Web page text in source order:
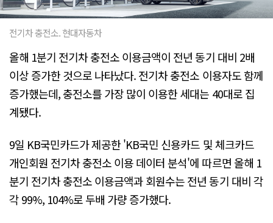
전기차 충전소. 현대자동차
올해 1분기 전기차 충전소 이용금액이 전년 동기 대비 2배
이상 증가한 것으로 나타났다. 전기차 충전소 이용자도 함께
증가했는데, 충전소를 가장 많이 이용한 세대는 40대로 집
계됐다.
9일 KB국민카드가 제공한 'KB국민 신용카드 및 체크카드
개인회원 전기차 충전소 이용 데이터 분석'에 따르면 올해 1
분기 전기차 충전소 이용금액과 회원수는 전년 동기 대비 각
각 99%, 104%로 두배 가량 증가했다.